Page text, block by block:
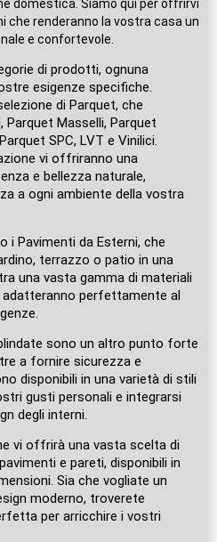
domestica. Siamo qui per offrirvi
che renderanno la vostra casa un
e confortevole.
di prodotti, ognuna
esigenze specifiche.
di Parquet, che
Masselli, Parquet
SPC, LVT e Vinilici.
vi offriranno una
e bellezza naturale,
a ogni ambiente della vostra
i Pavimenti da Esterni, che
terrazzo o patio in una
una vasta gamma di materiali
perfettamente al
sono un altro punto forte
a fornire sicurezza e
disponibili in una varietà di stili
gusti personali e integrarsi
degli interni.
vi offrirà una vasta scelta di
e pareti, disponibili in
Sia che vogliate un
moderno, troverete
per arricchire i vostri